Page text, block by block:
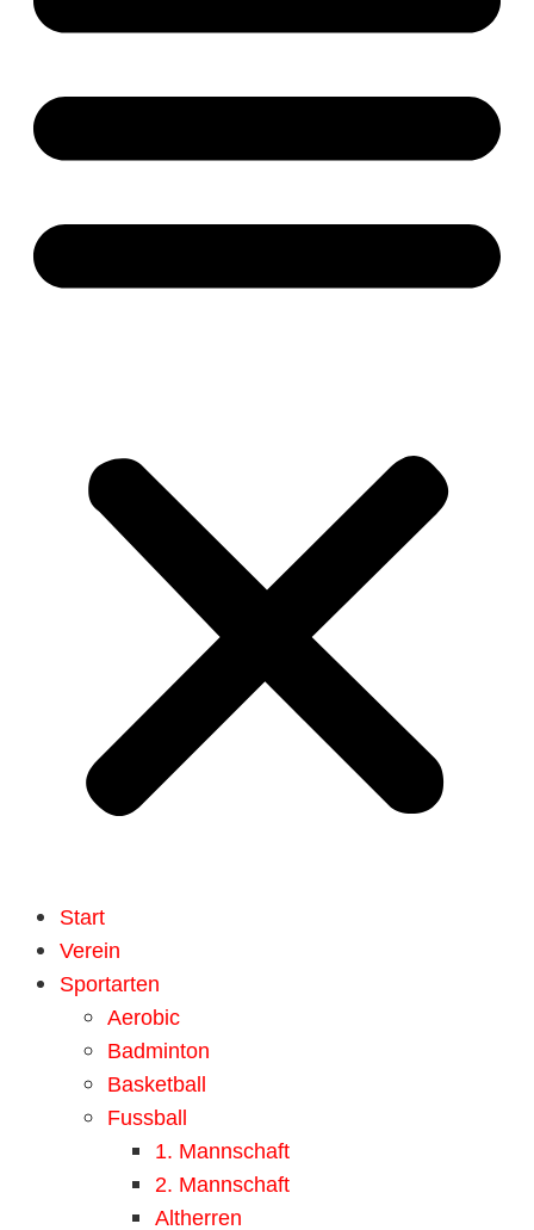
Start
Verein
Sportarten
Aerobic
Badminton
Basketball
Fussball
1. Mannschaft
2. Mannschaft
Altherren